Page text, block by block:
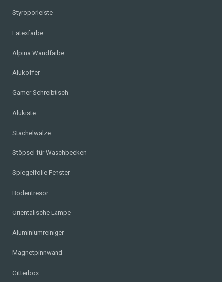
Styroporleiste
Latexfarbe
Alpina Wandfarbe
Alukoffer
Gamer Schreibtisch
Alukiste
Stachelwalze
Stöpsel für Waschbecken
Spiegelfolie Fenster
Bodentresor
Orientalische Lampe
Aluminiumreiniger
Magnetpinnwand
Gitterbox